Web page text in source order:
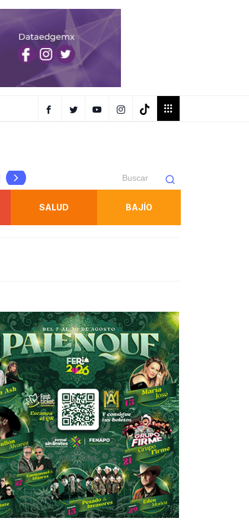
REFUERZAN OPERATIVOS DE SEGURIDAD Y
SALUD BAJÍO